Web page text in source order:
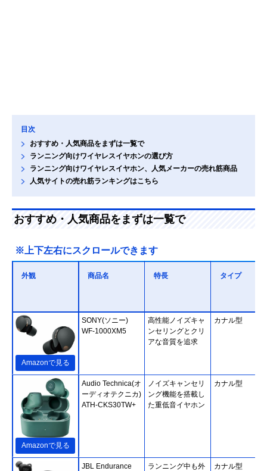
目次
おすすめ・人気商品をまずは一覧で
ランニング向けワイヤレスイヤホンの選び方
ランニング向けワイヤレスイヤホン、人気メーカーの売れ筋商品
人気サイトの売れ筋ランキングはこちら
おすすめ・人気商品をまずは一覧で
※上下左右にスクロールできます
外観 商品名 特長 タイプ
Amazonで見る
SONY(ソニー)
WF-1000XM5
高性能ノイズキャ
ンセリングとクリ
アな音質を追求
カナル型
Amazonで見る
Audio Technica(オ
ーディオテクニカ)
ATH-CKS30TW+
ノイズキャンセリ
ング機能を搭載し
た重低音イヤホン
カナル型
JBL Endurance
ランニング中も外
カナル型